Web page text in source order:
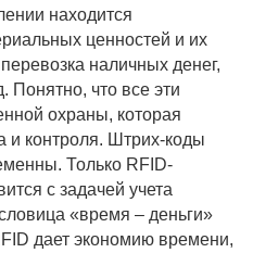
находится
ценностей и их
наличных денег,
Понятно, что все эти
охраны, которая
и контроля. Штрих-коды
Только RFID-
с задачей учета
«время – деньги»
дает экономию времени,